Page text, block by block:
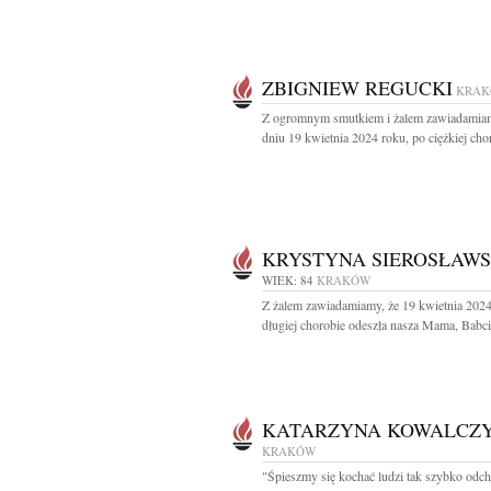
ZBIGNIEW REGUCKI
Z ogromnym smutkiem i żalem
dniu 19 kwietnia 2024 roku, po ciężkiej
KRYSTYNA
WIEK: 84 KRAKÓW
Z żalem zawiadamiamy, że 19 kwietnia
długiej chorobie odeszła nasza Mama,
KATARZYNA
KRAKÓW
"Śpieszmy się kochać ludzi tak szybko